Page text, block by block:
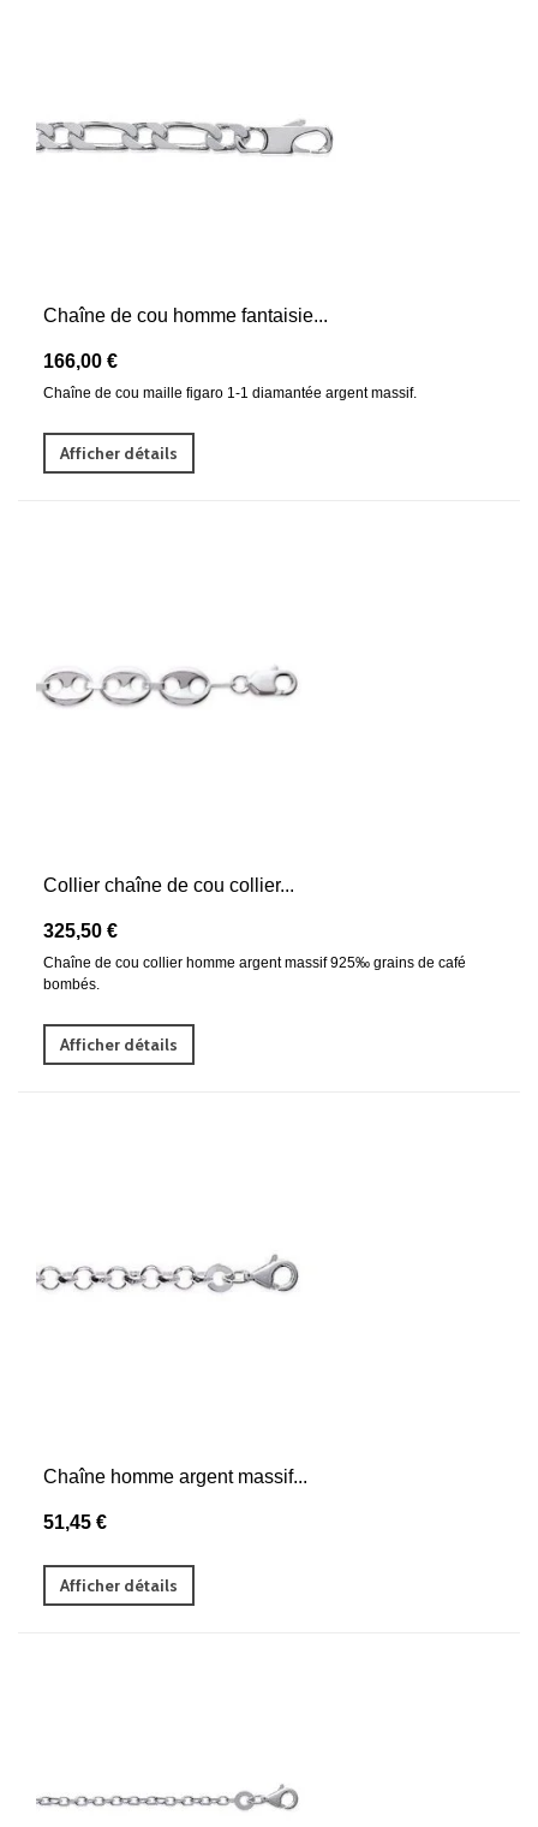
Chaîne de cou homme fantaisie...
166,00 €
Chaîne de cou maille figaro 1-1 diamantée argent massif.
Afficher détails
Collier chaîne de cou collier...
325,50 €
Chaîne de cou collier homme argent massif 925‰ grains de café
bombés.
Afficher détails
Chaîne homme argent massif...
51,45 €
Afficher détails